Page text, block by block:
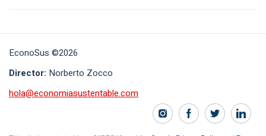
EconoSus ©2026
Director: Norberto Zocco
hola@economiasustentable.com